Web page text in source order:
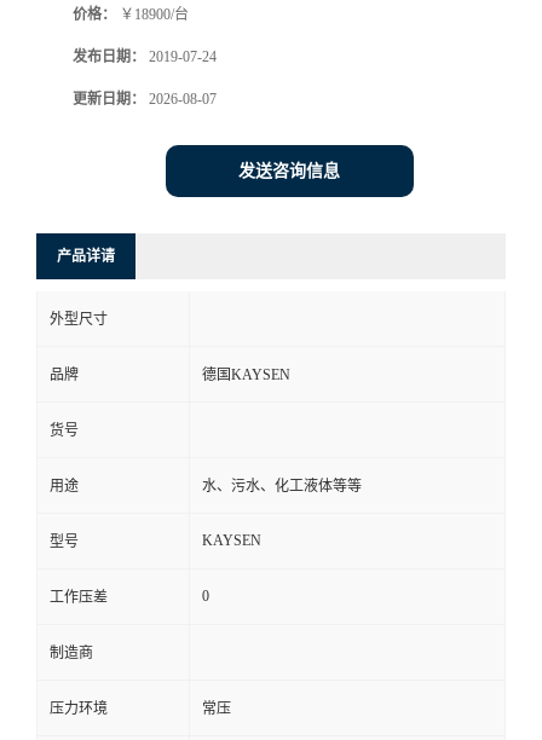
价格： ￥18900/台
发布日期： 2019-07-24
更新日期： 2026-08-07
发送咨询信息
产品详请
外型尺寸
品牌 德国KAYSEN
货号
用途 水、污水、化工液体等等
型号 KAYSEN
工作压差 0
制造商
压力环境 常压